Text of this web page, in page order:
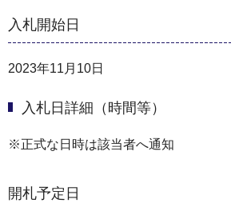
入札開始日
2023年11月10日
入札日詳細（時間等）
※正式な日時は該当者へ通知
開札予定日